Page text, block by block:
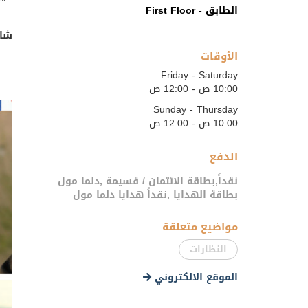
الطابق - First Floor
الأوقات
Friday - Saturday
10:00 ص - 12:00 ص
Sunday - Thursday
10:00 ص - 12:00 ص
الدفع
نقداً,بطاقة الائتمان / قسيمة ,دلما مول
بطاقة الهدايا ,نقداً هدايا دلما مول
مواضيع متعلقة
النظارات
الموقع الالكتروني